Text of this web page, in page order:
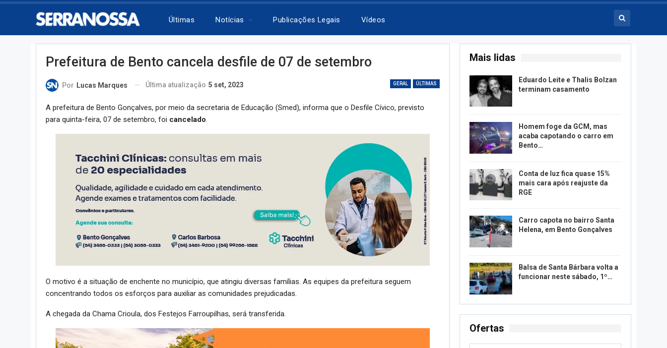
Últimas Notícias Publicações Legais Vídeos
Prefeitura de Bento cancela desfile de 07 de setembro
GERAL ÚLTIMAS
Por Lucas Marques Última atualização 5 set, 2023
A prefeitura de Bento Gonçalves, por meio da secretaria de Educação (Smed), informa que o Desfile Cívico, previsto
para quinta-feira, 07 de setembro, foi cancelado.
O motivo é a situação de enchente no município, que atingiu diversas famílias. As equipes da prefeitura seguem
concentrando todos os esforços para auxiliar as comunidades prejudicadas.
A chegada da Chama Crioula, dos Festejos Farroupilhas, será transferida.
Mais lidas
Eduardo Leite e Thalis Bolzan
terminam casamento
Homem foge da GCM, mas
acaba capotando o carro em
Bento…
Conta de luz fica quase 15%
mais cara após reajuste da
RGE
Carro capota no bairro Santa
Helena, em Bento Gonçalves
Balsa de Santa Bárbara volta a
funcionar neste sábado, 1º…
Ofertas